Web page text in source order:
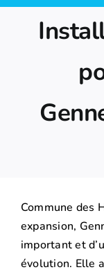
Trouvez votre
Commune des
expansion,
important et
évolution. Elle